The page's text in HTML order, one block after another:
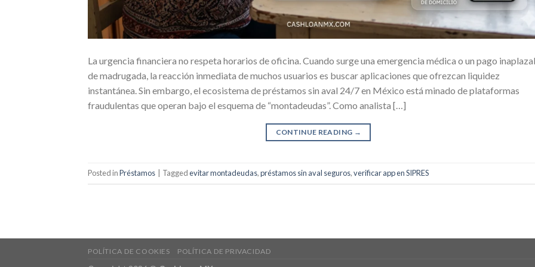
La urgencia financiera no respeta horarios de oficina. Cuando surge una emergencia médica o un pago
de madrugada, la reacción inmediata de muchos usuarios es buscar aplicaciones que ofrezcan liquidez
instantánea. Sin embargo, el ecosistema de préstamos sin aval 24/7 en México está minado de plataformas
fraudulentas que operan bajo el esquema de “montadeudas”. Como analista […]
CONTINUE READING →
Posted inPréstamos Taggedevitar montadeudas,préstamos sin aval seguros,verificar app en SIPRES
POLÍTICA DE COOKIES POLÍTICA DE PRIVACIDAD